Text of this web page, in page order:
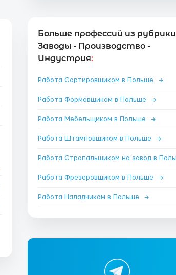
Больше профессий из рубрики
Заводы - Производство -
Индустрия:
Работа Сортировщиком в Польше →
Работа Формовщиком в Польше →
Работа Мебельщиком в Польше →
Работа Штамповщиком в Польше →
Работа Фрезеровщиком в Польше →
Работа Наладчиком в Польше →